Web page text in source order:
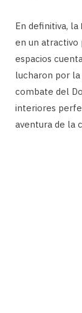
En definitiva, la
en un atractivo
espacios
lucharon por
combate del
interiores
aventura de la